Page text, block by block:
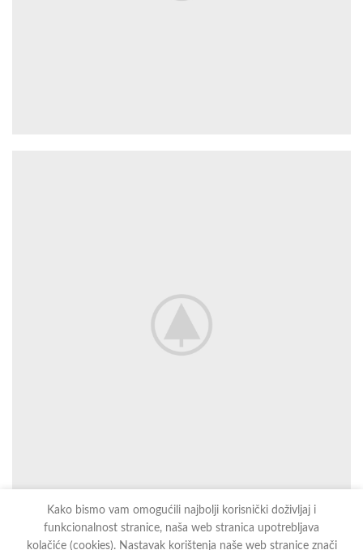
Kako bismo vam omogućili najbolji korisnički doživljaj i
funkcionalnost stranice, naša web stranica upotrebljava
kolačiće (cookies). Nastavak korištenja naše web stranice znači